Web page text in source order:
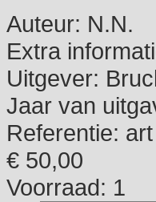
Auteur: N.N.
Extra
Uitgever:
Jaar van
Referentie:
€ 50,00
Voorraad: 1